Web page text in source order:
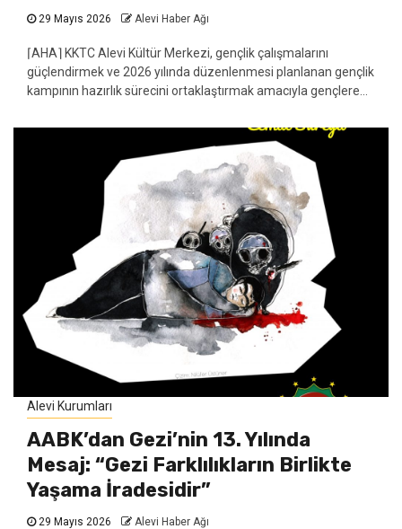
29 Mayıs 2026 Alevi Haber Ağı
⌈AHA⌉ KKTC Alevi Kültür Merkezi, gençlik çalışmalarını
güçlendirmek ve 2026 yılında düzenlenmesi planlanan gençlik
kampının hazırlık sürecini ortaklaştırmak amacıyla gençlere...
Alevi Kurumları
AABK’dan Gezi’nin 13. Yılında
Mesaj: “Gezi Farklılıkların Birlikte
Yaşama İradesidir”
29 Mayıs 2026 Alevi Haber Ağı